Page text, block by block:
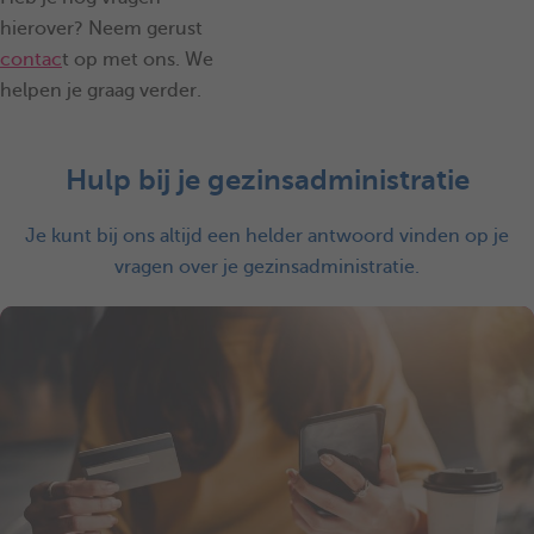
hierover? Neem gerust
contact op met ons. We
helpen je graag verder.
Hulp bij je gezinsadministratie
Je kunt bij ons altijd een helder antwoord vinden op je
vragen over je gezinsadministratie.